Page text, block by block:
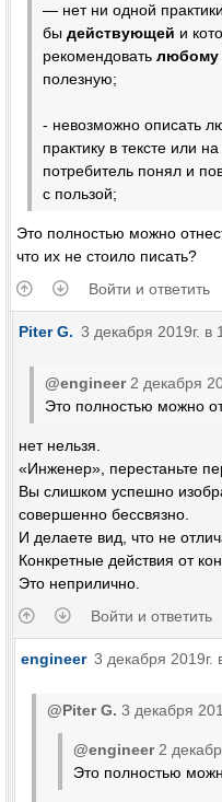
— нет ни одной
бы действующей и
рекомендовать любому
полезную;
- невозможно описать
практику в тексте или
потребитель понял и
с пользой;
Это полностью можно
что их не стоило писать?
Войти и ответить
Piter G. 3 декабря 2019г. в
@engineer 2 декабря
Это полностью можно
нет нельзя.
«Инженер», перестаньте
Вы слишком успешно
совершенно бессвязно.
И делаете вид, что не
Конкретные действия от
Это неприлично.
Войти и ответить
engineer 3 декабря 2019г.
@Piter G. 3 декабря
@engineer 2
Это полностью